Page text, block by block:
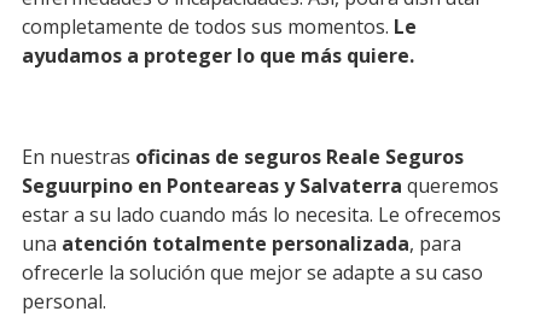
completamente de todos sus momentos. Le
ayudamos a proteger lo que más quiere.
En nuestras oficinas de seguros Reale Seguros
Seguurpino en Ponteareas y Salvaterra queremos
estar a su lado cuando más lo necesita. Le ofrecemos
una atención totalmente personalizada, para
ofrecerle la solución que mejor se adapte a su caso
personal.